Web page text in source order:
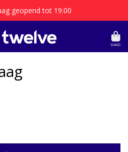
geopend tot 19:00
MAND